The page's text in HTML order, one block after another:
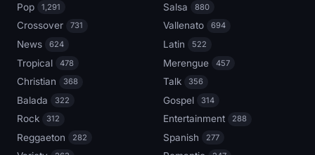
Pop 1,291 Salsa 880
Crossover 731 Vallenato 694
News 624 Latin 522
Tropical 478 Merengue 457
Christian 368 Talk 356
Balada 322 Gospel 314
Rock 312 Entertainment 288
Reggaeton 282 Spanish 277